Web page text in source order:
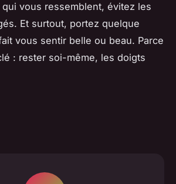
vous ressemblent, évitez les
Et surtout, portez quelque
vous sentir belle ou beau. Parce
: rester soi-même, les doigts